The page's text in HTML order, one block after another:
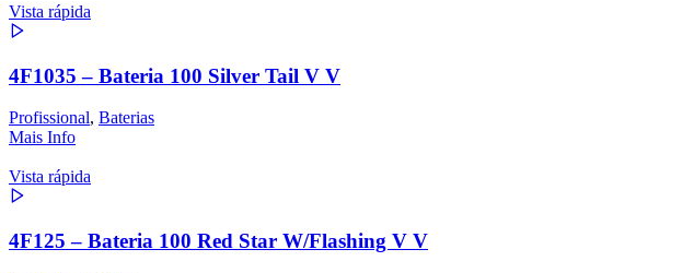
Vista rápida
4F1035 – Bateria 100 Silver Tail V V
Profissional, Baterias
Mais Info
Vista rápida
4F125 – Bateria 100 Red Star W/Flashing V V